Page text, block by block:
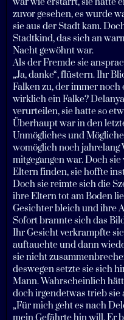
zuvor gesehen, es wurde
sie aus der Stadt kam.
Stadtkind, das sich an
Nacht gewöhnt war.
Als der Fremde sie
„Ja, danke“, flüstern. Ihr
Falken zu, der immer
wirklich ein Falke?
verurteilen, sie hatte so
Überhaupt war in den
Unmögliches und
womöglich noch jahrelang
mitgegangen war. Doch
Eltern finden, sie hoffte
Doch sie reimte sich die
ihre Eltern tot am Boden
Gesichter bleich und ihre
Sofort brannte sich das
Ihr Gesicht verkrampfte
auftauchte und dann
sie nicht
deswegen setzte sie sich
Mann. Wahrscheinlich
doch irgendetwas trieb sie
„Für mich geht es nach
mein Gefährte hin will. Er